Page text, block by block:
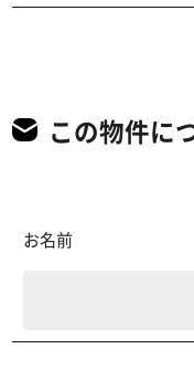
この物件に
お名前